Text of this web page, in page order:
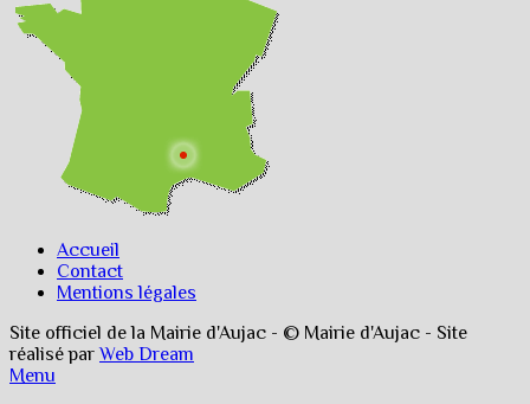
Accueil
Contact
Mentions légales
Site officiel de la Mairie d'Aujac - © Mairie d'Aujac - Site
réalisé parWeb Dream
Menu